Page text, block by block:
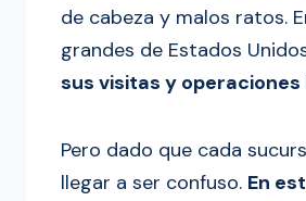
de cabeza y malos ratos.
grandes de Estados
sus visitas y
Pero dado que cada
llegar a ser confuso. En